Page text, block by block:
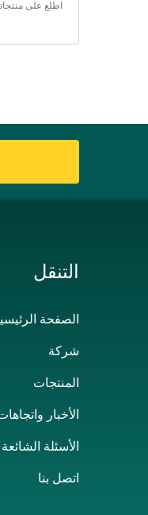
اطلع على
التنقل
الصفحة
شركة
المنتجات
الأخبار
الأسئلة الشائعة
اتصل بنا